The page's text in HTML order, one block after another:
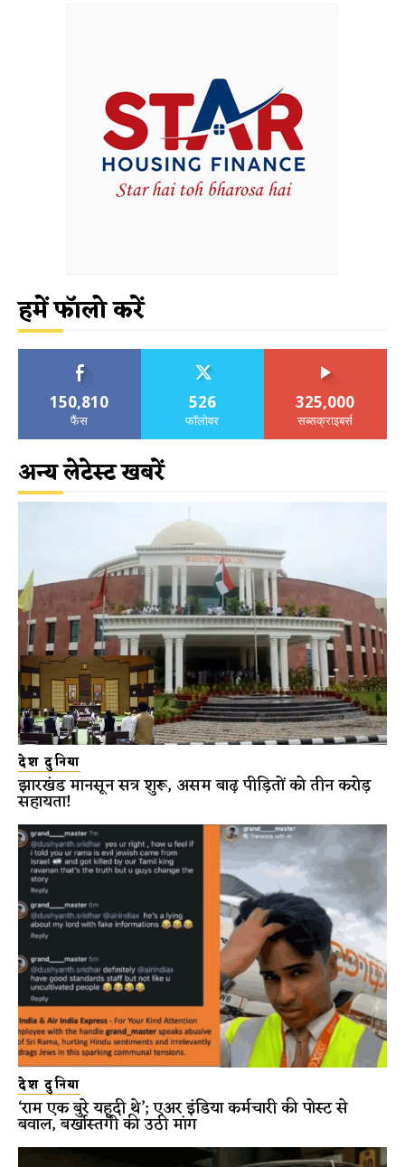
हमें फॉलो करें
150,810
फैंस
526
फॉलोवर
325,000
सब्सक्राइबर्स
अन्य लेटेस्ट खबरें
देश दुनिया
झारखंड मानसून सत्र शुरू, असम बाढ़ पीड़ितों को तीन करोड़
सहायता!
देश दुनिया
‘राम एक बुरे यहूदी थे’; एअर इंडिया कर्मचारी की पोस्ट से
बवाल, बर्खास्तगी की उठी मांग